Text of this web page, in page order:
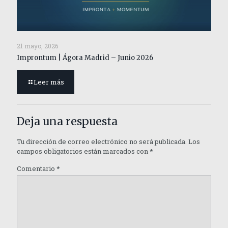
21 mayo, 2026
Improntum | Ágora Madrid – Junio 2026
Leer más
Deja una respuesta
Tu dirección de correo electrónico no será publicada. Los
campos obligatorios están marcados con*
Comentario *